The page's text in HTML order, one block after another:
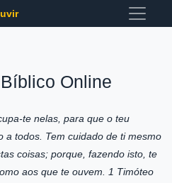
Online
te nelas, para que o teu
a todos. Tem cuidado de ti mesmo
coisas; porque, fazendo isto, te
aos que te ouvem. 1 Timóteo